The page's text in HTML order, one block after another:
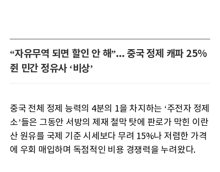
“자유무역 되면 할인 안 해”... 중국 정제 캐파 25%
쥔 민간 정유사 ‘비상’
중국 전체 정제 능력의 4분의 1을 차지하는 ‘주전자 정제
소’들은 그동안 서방의 제재 철막 탓에 판로가 막힌 이란
산 원유를 국제 기준 시세보다 무려 15%나 저렴한 가격
에 우회 매입하며 독점적인 비용 경쟁력을 누려왔다.